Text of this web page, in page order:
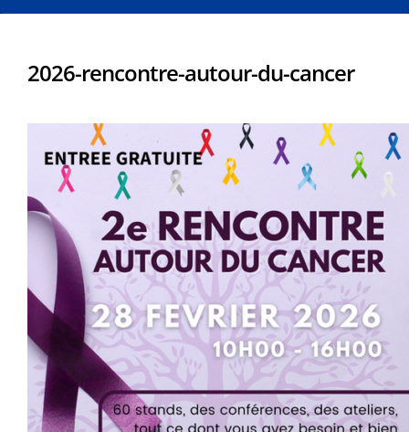
2026-rencontre-autour-du-cancer